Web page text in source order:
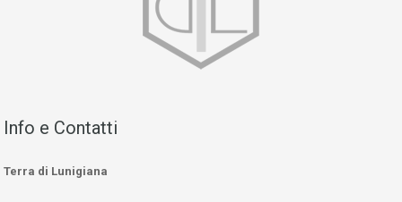
Info e Contatti
Terra di Lunigiana